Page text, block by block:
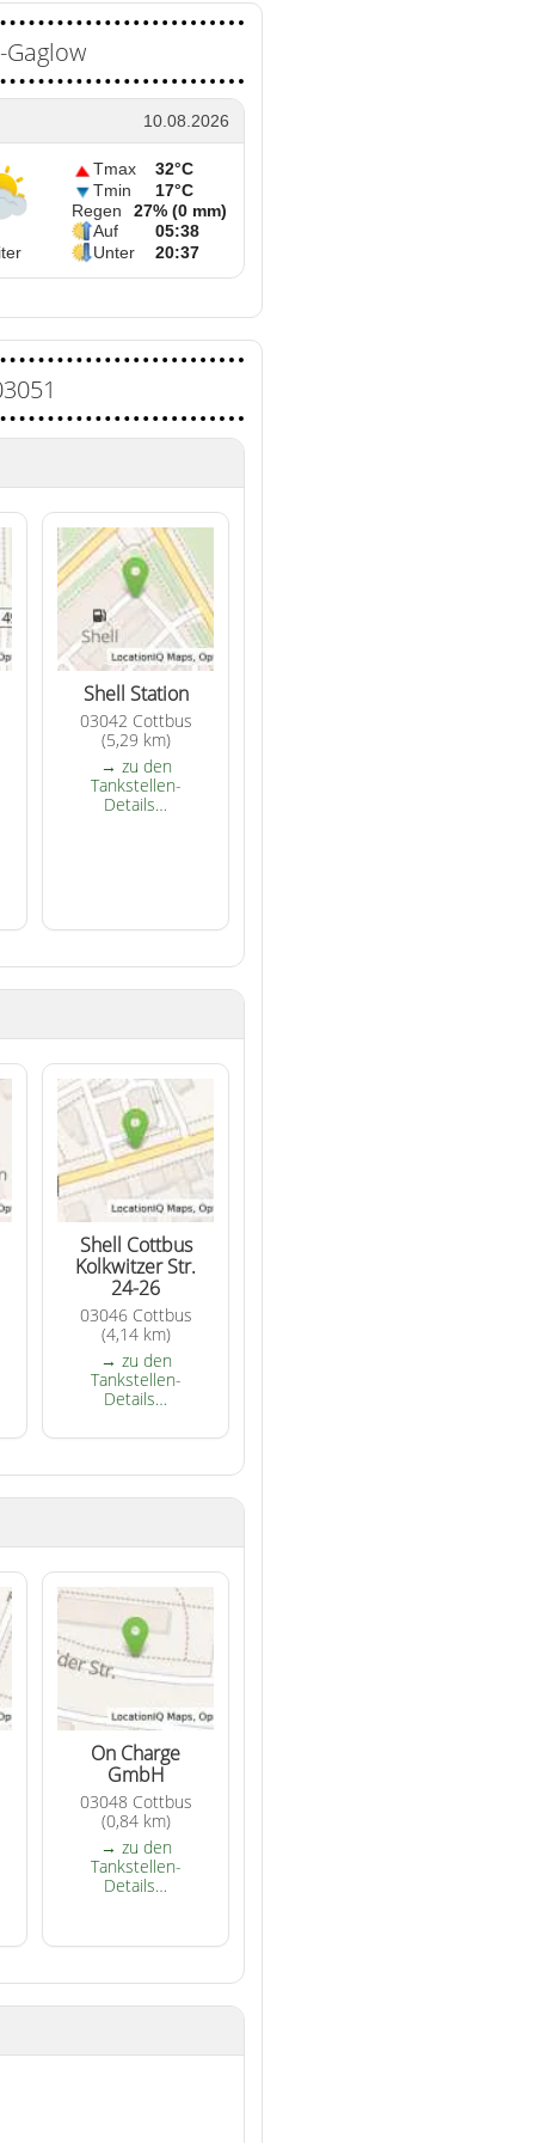
10.08.2026
Tmax
32°C
Tmin
17°C
Regen
27% (0 mm)
Auf
05:38
Unter
20:37
Shell Station
03042 Cottbus
(5,29 km)
→ zu den
Tankstellen-
Details…
Shell Cottbus
Kolkwitzer Str.
24-26
03046 Cottbus
(4,14 km)
→ zu den
Tankstellen-
Details…
On Charge
GmbH
03048 Cottbus
(0,84 km)
→ zu den
Tankstellen-
Details…